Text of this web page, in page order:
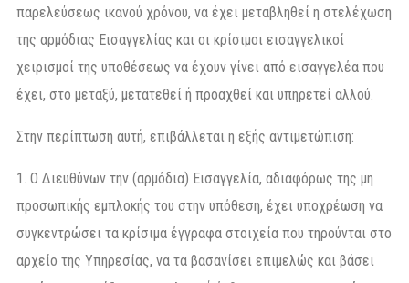
παρελεύσεως ικανού χρόνου, να έχει μεταβληθεί η στελέχωση
της αρμόδιας Εισαγγελίας και οι κρίσιμοι εισαγγελικοί
χειρισμοί της υποθέσεως να έχουν γίνει από εισαγγελέα που
έχει, στο μεταξύ, μετατεθεί ή προαχθεί και υπηρετεί αλλού.
Στην περίπτωση αυτή, επιβάλλεται η εξής αντιμετώπιση:
1. Ο Διευθύνων την (αρμόδια) Εισαγγελία, αδιαφόρως της μη
προσωπικής εμπλοκής του στην υπόθεση, έχει υποχρέωση να
συγκεντρώσει τα κρίσιμα έγγραφα στοιχεία που τηρούνται στο
αρχείο της Υπηρεσίας, να τα βασανίσει επιμελώς και βάσει